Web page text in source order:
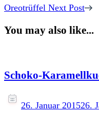
Oreotrüffel Next Post
You may also like...
Schoko-
26. Januar 201526.